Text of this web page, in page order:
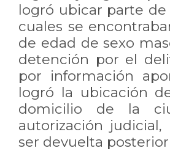
logró ubicar parte
cuales se
de edad de sexo
detención por el
por información
logró la ubicación
domicilio de la
autorización
ser devuelta